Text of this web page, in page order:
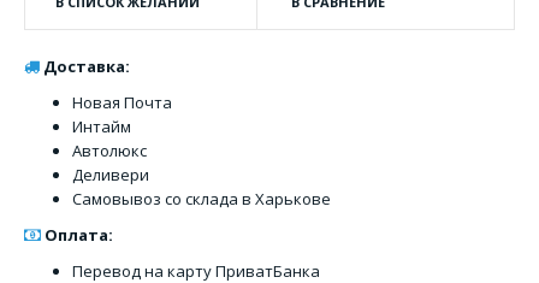
Доставка:
Новая Почта
Интайм
Автолюкс
Деливери
Самовывоз со склада в Харькове
Оплата:
Перевод на карту ПриватБанка